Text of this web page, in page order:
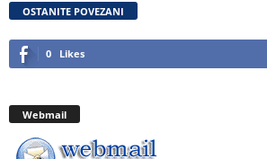
OSTANITE POVEZANI
0 Likes
Webmail